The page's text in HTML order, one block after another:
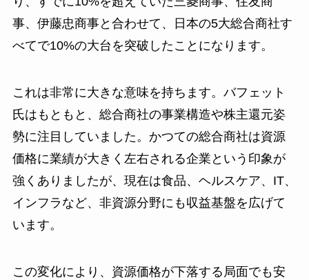
事、伊藤忠商事と合わせて、日本の5大総合商社す
べてで10%の大台を突破したことになります。
これは非常に大きな意味を持ちます。バフェット
氏はもともと、総合商社の事業構造や株主還元姿
勢に注目していました。かつての総合商社は資源
価格に業績が大きく左右される企業という印象が
強くありましたが、現在は食品、ヘルスケア、IT、
インフラなど、非資源分野にも収益基盤を広げて
います。
この変化により、資源価格が下落する局面でも安